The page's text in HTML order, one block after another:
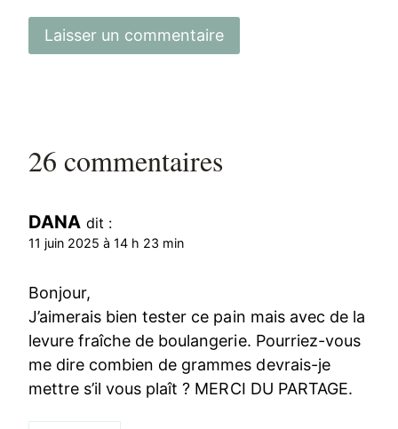
26 commentaires
DANA dit :
11 juin 2025 à 14 h 23 min
Bonjour,
J’aimerais bien tester ce pain mais avec de la
levure fraîche de boulangerie. Pourriez-vous
me dire combien de grammes devrais-je
mettre s’il vous plaît ? MERCI DU PARTAGE.